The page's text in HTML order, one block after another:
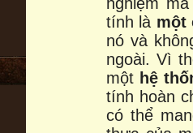
tính là một
nó và
ngoài. Vì
một hệ
tính hoàn
có thể